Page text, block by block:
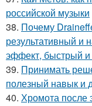
российской музыки
38. Почему
результативный и
эффект, быстрый и
39. Принимать
полезный навык и
40. Хромота после